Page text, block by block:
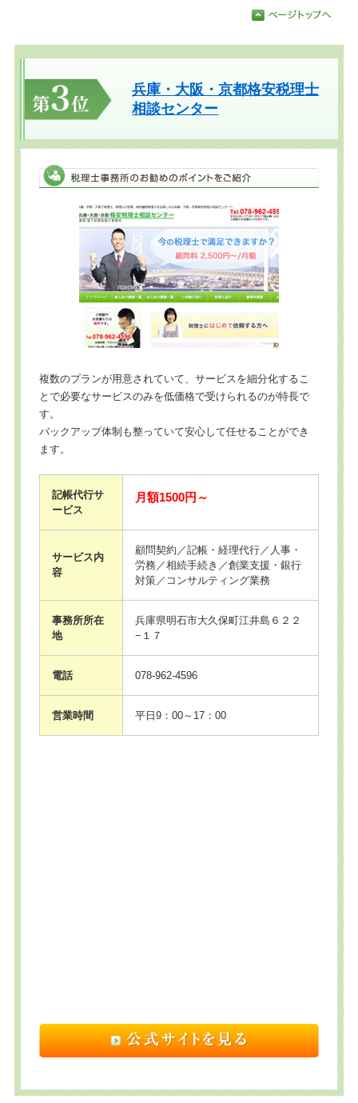
兵庫・大阪・京都格安税理士
相談センター
複数のプランが用意されていて、サービスを細分化するこ
とで必要なサービスのみを低価格で受けられるのが特長で
す。
バックアップ体制も整っていて安心して任せることができ
ます。
記帳代行サ
ービス
月額1500円～
サービス内
容
顧問契約／記帳・経理代行／人事・
労務／相続手続き／創業支援・銀行
対策／コンサルティング業務
事務所所在
地
兵庫県明石市大久保町江井島６２２
−１７
電話 078-962-4596
営業時間 平日9：00～17：00